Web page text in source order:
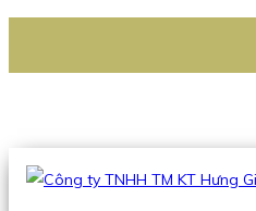
Hotline:0938 336 079